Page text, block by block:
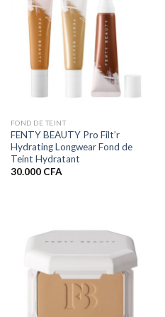
FOND DE TEINT
FENTY BEAUTY Pro Filt’r
Hydrating Longwear Fond de
Teint Hydratant
30.000 CFA